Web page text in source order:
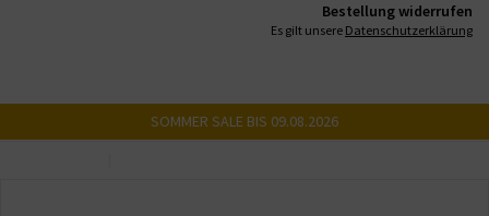
Bestellung widerrufen
Es gilt unsere Datenschutzerklärung
SOMMER SALE BIS 09.08.2026